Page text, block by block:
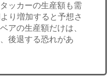
ッカーの生産額も需
り増加すると予想さ
アの生産額だけは、
後退する恐れがあ